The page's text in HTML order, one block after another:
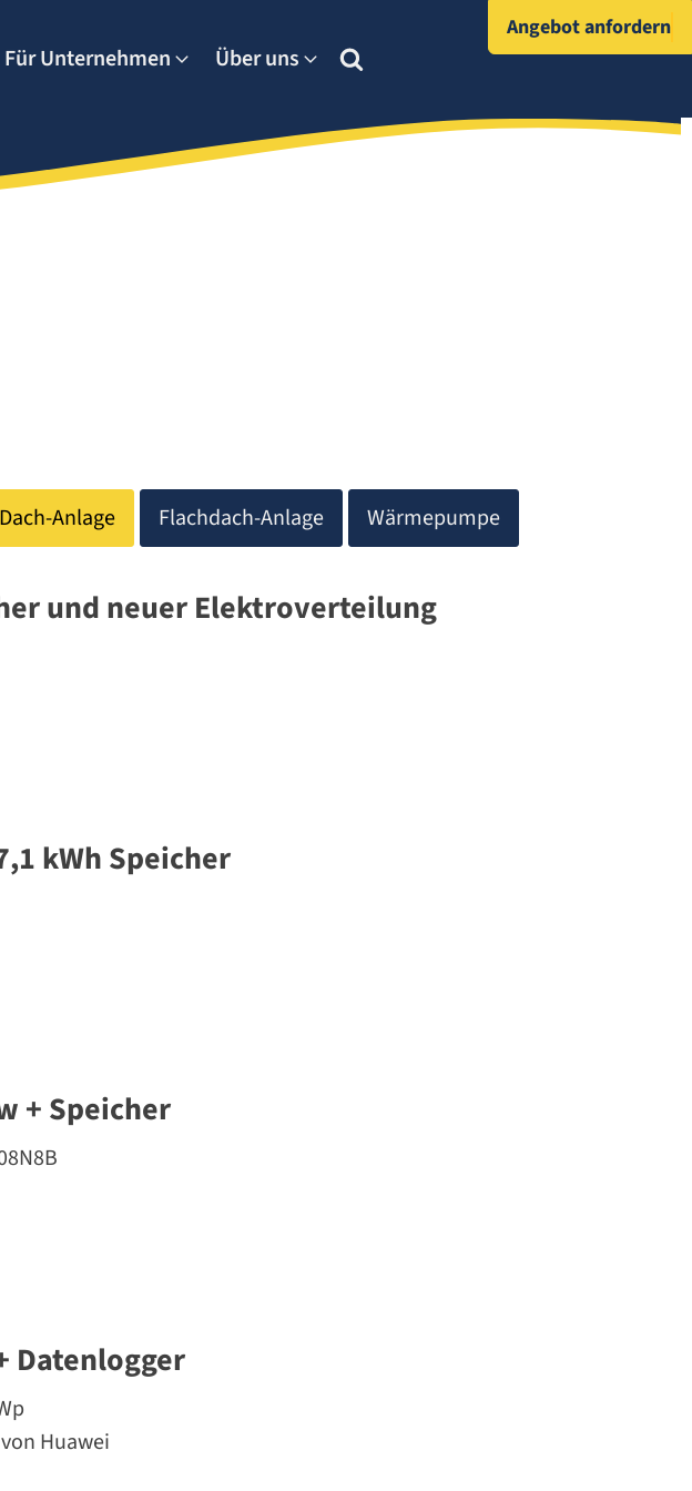
Für Unternehmen Über uns
Angebot anfordern
Dach-Anlage Flachdach-Anlage Wärmepumpe
und neuer Elektroverteilung
kWh Speicher
+ Speicher
Datenlogger
Huawei